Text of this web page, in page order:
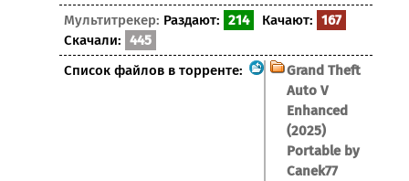
Мультитрекер: Раздают: 214 Качают: 167
Скачали: 445
Список файлов в торренте:
Grand Theft
Auto V
Enhanced
(2025)
Portable by
Canek77